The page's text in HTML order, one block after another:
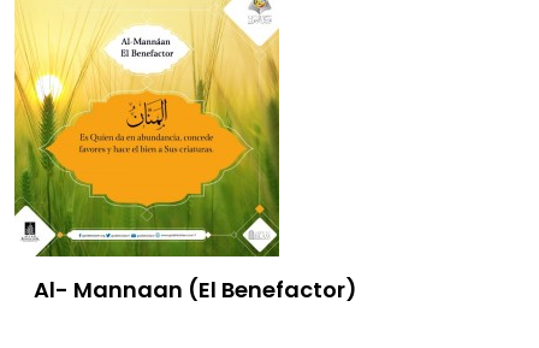
Al- Mannaan (El Benefactor)